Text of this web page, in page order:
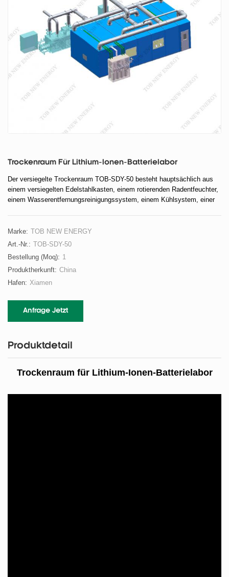
Trockenraum Für Lithium-Ionen-Batterielabor
Der versiegelte Trockenraum TOB-SDY-50 besteht hauptsächlich aus
einem versiegelten Edelstahlkasten, einem rotierenden Radentfeuchter,
einem Wasserentfernungsreinigungssystem, einem Kühlsystem, einer
Marke: TOB NEW ENERGY
Art.-Nr.: TOB-SDY-50
Bestellung (moq): 1
Produktherkunft: China
Hafen: Xiamen
Anfrage Jetzt
Produktdetail
Trockenraum für Lithium-Ionen-Batterielabor